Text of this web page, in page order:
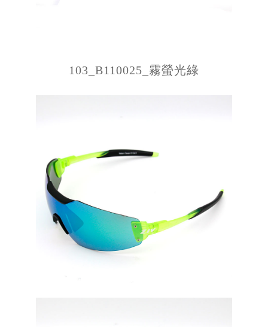
103_B110025_霧螢光綠